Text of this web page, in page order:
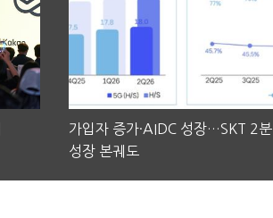
가입자 증가·AIDC 성장…SKT 2
성장 본궤도